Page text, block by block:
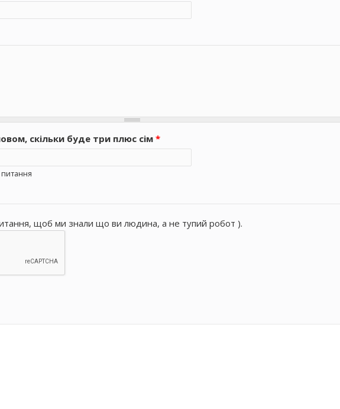
скільки буде три плюс сім*
питання
щоб ми знали що ви людина, а не тупий робот ).